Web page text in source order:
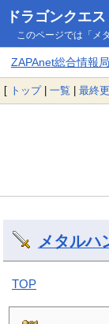
ドラゴンクエ
このページでは「メ
ZAPAnet総合情報局
[ トップ| 一覧 | 最終
メタルハ
TOP